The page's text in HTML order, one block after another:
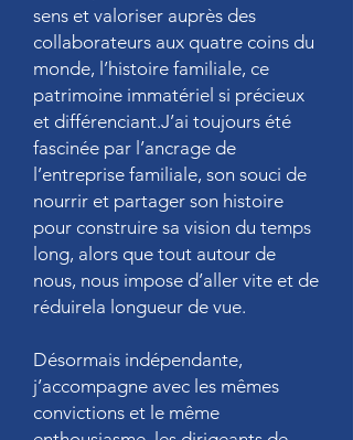
sens et valoriser auprès des
collaborateurs aux quatre coins du
monde, l’histoire familiale, ce
patrimoine immatériel si précieux
et différenciant.J’ai toujours été
fascinée par l’ancrage de
l’entreprise familiale, son souci de
nourrir et partager son histoire
pour construire sa vision du temps
long, alors que tout autour de
nous, nous impose d’aller vite et de
réduirela longueur de vue.
Désormais indépendante,
j’accompagne avec les mêmes
convictions et le même